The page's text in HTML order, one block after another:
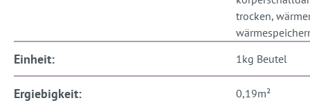
trocken,
Einheit: 1kg Beutel
Ergiebigkeit: 0,19m²